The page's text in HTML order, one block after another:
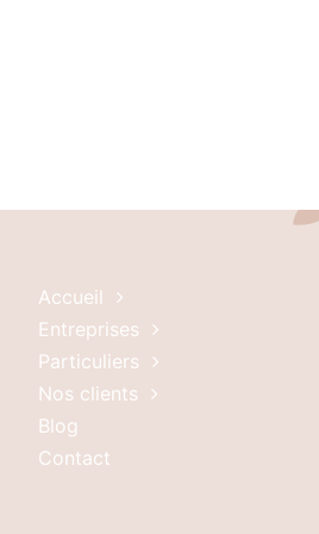
Accueil
Entreprises
Particuliers
Nos clients
Blog
Contact